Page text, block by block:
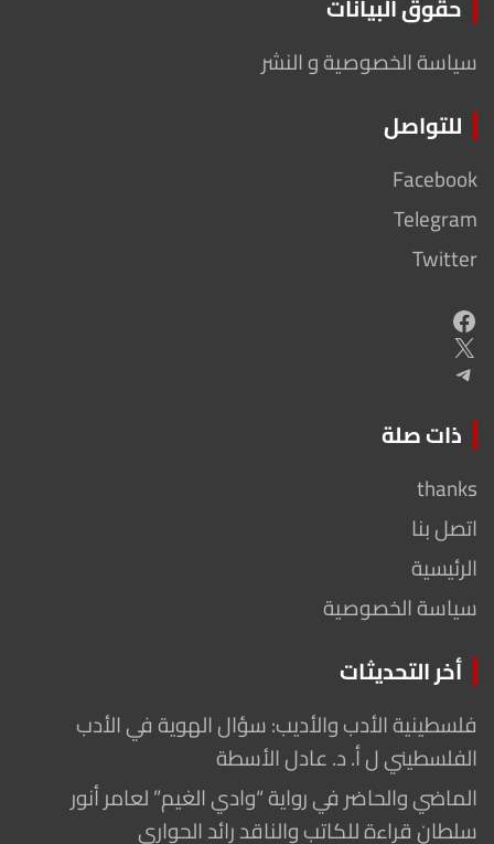
حقوق البيانات
سياسة الخصوصية و النشر
للتواصل
Facebook
Telegram
Twitter
Facebook
X
Telegram
ذات صلة
thanks
اتصل بنا
الرئيسية
سياسة الخصوصية
أخر التحديثات
فلسطينية الأدب والأديب: سؤال الهوية في الأدب
الفلسطيني ل أ. د. عادل الأسطة
الماضي والحاضر في رواية “وادي الغيم” لعامر أنور
سلطان قراءة للكاتب والناقد رائد الحواري